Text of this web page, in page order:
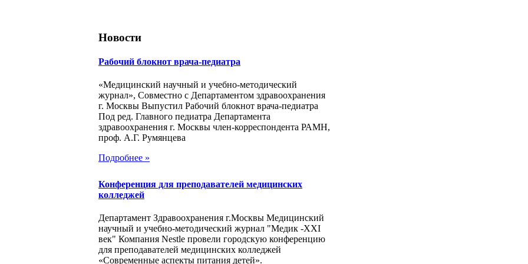
Новости
Рабочий блокнот врача-педиатра
«Медицинский научный и учебно-методический
журнал», Совместно с Департаментом здравоохранения
г. Москвы Выпустил Рабочий блокнот врача-педиатра
Под ред. Главного педиатра Департамента
здравоохранения г. Москвы член-корреспондента РАМН,
проф. А.Г. Румянцева
Подробнее »
Конференция для преподавателей медицинских
колледжей
Департамент Здравоохранения г.Москвы Медицинский
научный и учебно-методический журнал "Медик -ХХI
век" Компания Nestle провели городскую конференцию
для преподавателей медицинских колледжей
«Современные аспекты питания детей».